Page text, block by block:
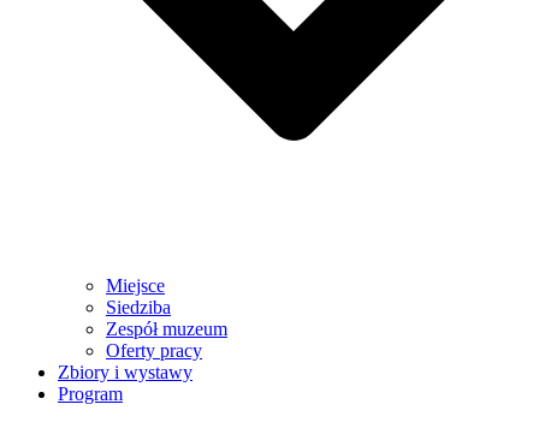
Miejsce
Siedziba
Zespół muzeum
Oferty pracy
Zbiory i wystawy
Program